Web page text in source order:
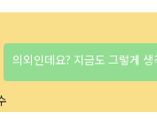
의외인데요? 지금도 그렇게 생